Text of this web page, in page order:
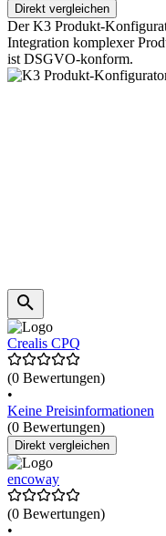
Direkt vergleichen
Der K3 Produkt-
Integration komplexer
ist DSGVO-konform.
Crealis CPQ
(0 Bewertungen)
•
Keine Preisinformationen
(0 Bewertungen)
Direkt vergleichen
encoway
(0 Bewertungen)
•